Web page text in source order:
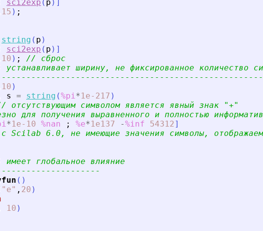
sci2exp ( p ) ]
15 ) ;
string ( p )
sci2exp ( p ) ]
10 ) ;
// сброс
ширину, не фиксированное количество
10 )
s = string (%pi* 1e-217 )
отсутствующим символом является явный знак "+"
для получения выравненного и полностью
* 1e-10 %nan ; %e* 1e137 -%inf 54312]
Scilab 6.0, не имеющие значения символы,
глобальное влияние
( )
" e" , 20 )
10 )